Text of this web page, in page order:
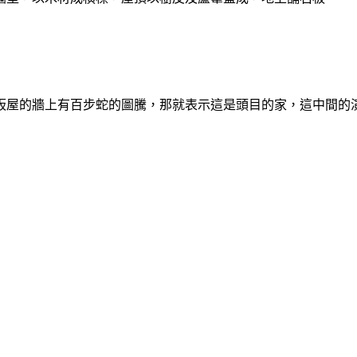
的牆上有百步蛇的圖騰，那就表示這是頭目的家，這中間